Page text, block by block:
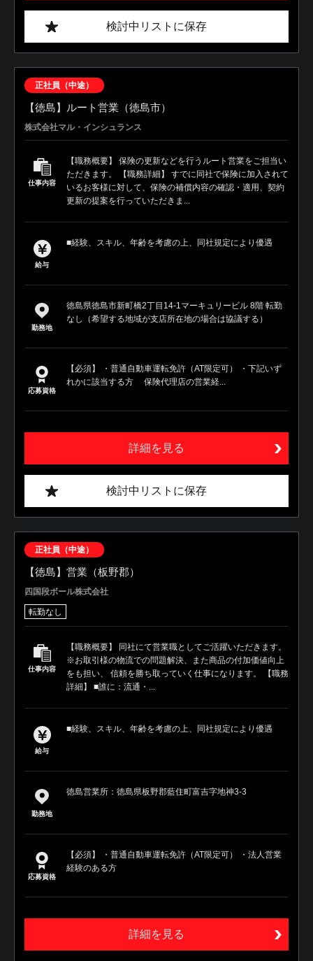
検討中リストに保存
正社員（中途）
【徳島】ルート営業（徳島市）
株式会社マル・インシュランス
仕事内容
【職務概要】 保険の更新などを行うルート営業をご担当い
ただきます。 【職務詳細】 すでに同社で保険に加入されて
いるお客様に対して、保険の補償内容の確認・適用、契約
更新の提案を行っていただきま...
給与
■経験、スキル、年齢を考慮の上、同社規定により優遇
勤務地
徳島県徳島市新町橋2丁目14-1マーキュリービル 8階 転勤
なし（希望する地域が支店所在地の場合は協議する）
応募資格
【必須】 ・普通自動車運転免許（AT限定可） ・下記いず
れかに該当する方 保険代理店の営業経...
詳細を見る
検討中リストに保存
正社員（中途）
【徳島】営業（板野郡）
四国段ボール株式会社
転勤なし
仕事内容
【職務概要】 同社にて営業職としてご活躍いただきます。
※お取引様の物流での問題解決、また商品の付加価値向上
をも担い、 信頼を勝ち取っていく仕事になります。 【職務
詳細】 ■誰に：流通・...
給与
■経験、スキル、年齢を考慮の上、同社規定により優遇
勤務地
徳島営業所：徳島県板野郡藍住町富吉字地神3-3
応募資格
【必須】 ・普通自動車運転免許（AT限定可） ・法人営業
経験のある方
詳細を見る